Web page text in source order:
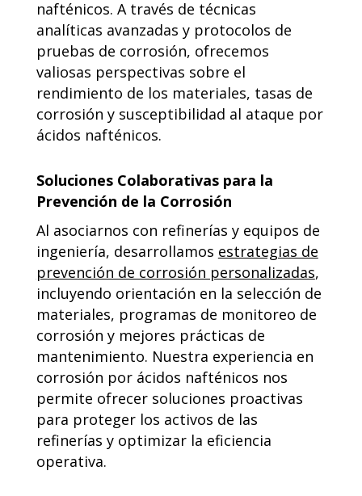
nafténicos. A través de técnicas
analíticas avanzadas y protocolos de
pruebas de corrosión, ofrecemos
valiosas perspectivas sobre el
rendimiento de los materiales, tasas de
corrosión y susceptibilidad al ataque por
ácidos nafténicos.
Soluciones Colaborativas para la
Prevención de la Corrosión
Al asociarnos con refinerías y equipos de
ingeniería, desarrollamos estrategias de
prevención de corrosión personalizadas,
incluyendo orientación en la selección de
materiales, programas de monitoreo de
corrosión y mejores prácticas de
mantenimiento. Nuestra experiencia en
corrosión por ácidos nafténicos nos
permite ofrecer soluciones proactivas
para proteger los activos de las
refinerías y optimizar la eficiencia
operativa.